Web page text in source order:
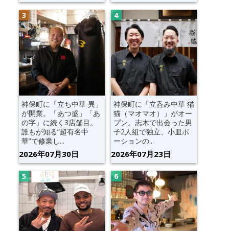
神保町に「立ち中華 異」
が開業。「あつ盛」「あ
の字」に続く3店舗目。
誰もが知る“超有名中
華”で修業し...
2026年07月30日
神保町に「立呑み中華 猫
猫（マオマオ）」がオー
プン。志木で出会った男
子2人組で独立、小皿ポ
ーションの...
2026年07月23日